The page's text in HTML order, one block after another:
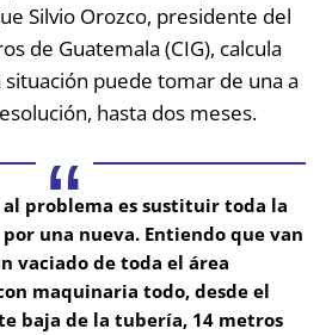
Silvio Orozco, presidente del
de Guatemala (CIG), calcula
situación puede tomar de una a
hasta dos meses.
al problema es sustituir toda la
una nueva. Entiendo que van
vaciado de toda el área
maquinaria todo, desde el
baja de la tubería, 14 metros